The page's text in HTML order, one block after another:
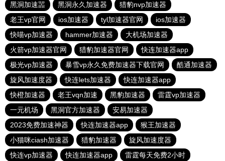
黑洞加速噐
黑洞永久加速器
猎豹nvp加速器
老王vp官网
ios加速器 tyl加速器官网
ios加速器
快喵vp加速器
hammer加速器
大机场加速器
火箭vp加速器官网
猎豹加速器官网
快连加速器app
极光vp加速器
暴雪vp永久免费加速器下载官网
酷通加速器
旋风加速度器
快连lets加速器
快连加速器app
快橙加速器
老王vqn加速 黑豹加速器
雷霆vp加速器
一元机场
黑洞官方加速器
安易加速器
2023免费加速神器
快连加速器app
猴王加速器
小猫咪ciash加速器
猎豹加速器
旋风加速度器
快连vp加速器
快连加速器app 雷霆每天免费2小时